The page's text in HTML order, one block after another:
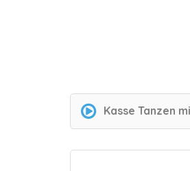
Kasse Tanzen